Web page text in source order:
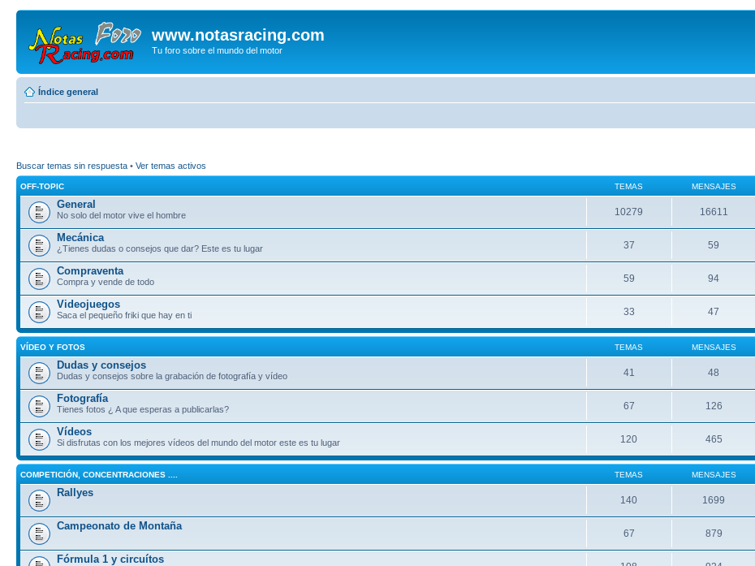
www.notasracing.com
Tu foro sobre el mundo del motor
Índice general
Buscar temas sin respuesta • Ver temas activos
OFF-TOPIC TEMAS MENSAJES
General
No solo del motor vive el hombre 10279 16611
Mecánica
¿Tienes dudas o consejos que dar? Este es tu lugar 37 59
Compraventa
Compra y vende de todo 59 94
Videojuegos
Saca el pequeño friki que hay en ti 33 47
VÍDEO Y FOTOS TEMAS MENSAJES
Dudas y consejos
Dudas y consejos sobre la grabación de fotografía y vídeo 41 48
Fotografía
Tienes fotos ¿ A que esperas a publicarlas? 67 126
Vídeos
Si disfrutas con los mejores vídeos del mundo del motor este es tu lugar 120 465
COMPETICIÓN, CONCENTRACIONES .... TEMAS MENSAJES
Rallyes
140 1699
Campeonato de Montaña
67 879
Fórmula 1 y circuítos